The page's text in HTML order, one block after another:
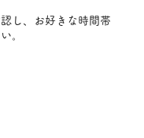
し、お好きな時間帯
。